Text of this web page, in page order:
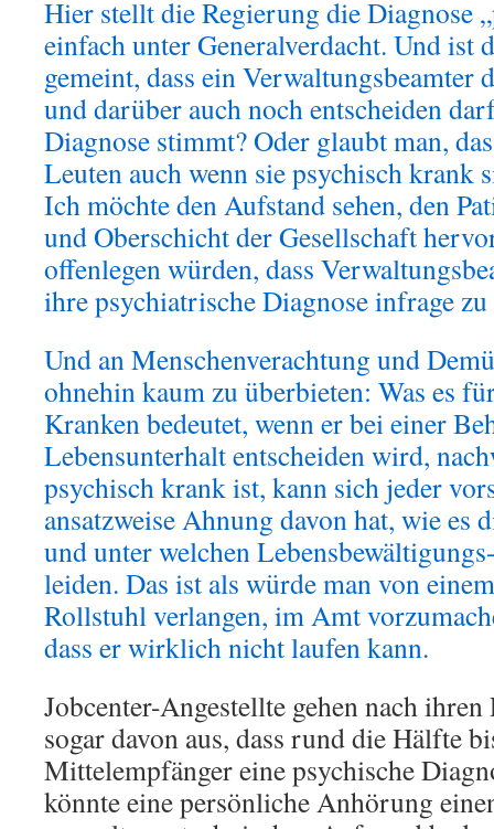
Hier stellt die Regierung die Diagnose
einfach unter Generalverdacht. Und ist
gemeint, dass ein Verwaltungsbeamter
und darüber auch noch entscheiden
Diagnose stimmt? Oder glaubt man,
Leuten auch wenn sie psychisch krank
Ich möchte den Aufstand sehen, den
und Oberschicht der Gesellschaft
offenlegen würden, dass
ihre psychiatrische Diagnose infrage
Und an Menschenverachtung und
ohnehin kaum zu überbieten: Was es
Kranken bedeutet, wenn er bei einer
Lebensunterhalt entscheiden wird,
psychisch krank ist, kann sich jeder
ansatzweise Ahnung davon hat, wie es
und unter welchen
leiden. Das ist als würde man von
Rollstuhl verlangen, im Amt
dass er wirklich nicht laufen kann.
Jobcenter-Angestellte gehen nach
sogar davon aus, dass rund die Hälfte
Mittelempfänger eine psychische
könnte eine persönliche Anhörung